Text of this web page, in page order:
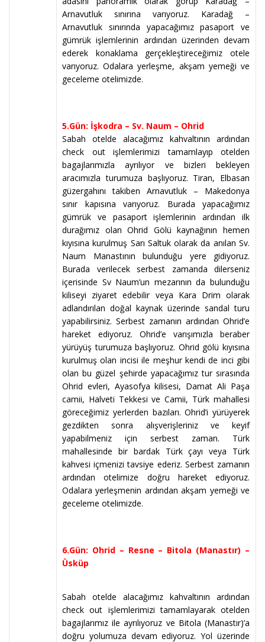
Arnavutluk sınırına varıyoruz. Karadağ –
Arnavutluk sınırında yapacağımız pasaport ve
gümrük işlemlerinin ardından üzerinden devam
ederek konaklama gerçekleştireceğimiz otele
varıyoruz. Odalara yerleşme, akşam yemeği ve
geceleme otelimizde.
5.Gün: İşkodra – Sv. Naum – Ohrid
Sabah otelde alacağımız kahvaltının ardından
check out işlemlerimizi tamamlayıp otelden
bagajlarımızla ayrılıyor ve bizleri bekleyen
aracımızla turumuza başlıyoruz. Tiran, Elbasan
güzergahını takiben Arnavutluk – Makedonya
sınır kapısına varıyoruz. Burada yapacağımız
gümrük ve pasaport işlemlerinin ardından ilk
durağımız olan Ohrid Gölü kaynağının hemen
kıyısına kurulmuş Sarı Saltuk olarak da anılan Sv.
Naum Manastının bulunduğu yere gidiyoruz.
Burada verilecek serbest zamanda dilerseniz
içerisinde Sv Naum’un mezarının da bulunduğu
kiliseyi ziyaret edebilir veya Kara Drim olarak
adlandırılan doğal kaynak üzerinde sandal turu
yapabilirsiniz. Serbest zamanın ardından Ohrid’e
hareket ediyoruz. Ohrid’e varışımızla beraber
yürüyüş turumuza başlıyoruz. Ohrid gölü kıyısına
kurulmuş olan incisi ile meşhur kendi de inci gibi
olan bu güzel şehirde yapacağımız tur sırasında
Ohrid evleri, Ayasofya kilisesi, Damat Ali Paşa
camii, Halveti Tekkesi ve Camii, Türk mahallesi
göreceğimiz yerlerden bazıları. Ohrid’i yürüyerek
gezdikten sonra alışverişleriniz ve keyif
yapabilmeniz için serbest zaman. Türk
mahallesinde bir bardak Türk çayı veya Türk
kahvesi içmenizi tavsiye ederiz. Serbest zamanın
ardından otelimize doğru hareket ediyoruz.
Odalara yerleşmenin ardından akşam yemeği ve
geceleme otelimizde.
6.Gün: Ohrid – Resne – Bitola (Manastır) –
Üsküp
Sabah otelde alacağımız kahvaltının ardından
check out işlemlerimizi tamamlayarak otelden
bagajlarımız ile ayrılıyoruz ve Bitola (Manastır)’a
doğru yolumuza devam ediyoruz. Yol üzerinde